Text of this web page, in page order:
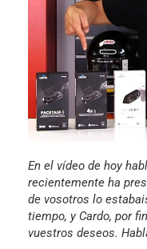
En el vídeo de hoy
recientemente ha
de vosotros lo
tiempo, y Cardo, por
vuestros deseos.